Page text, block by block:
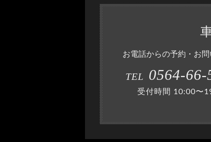
お電話からの予約・お
TEL 0564-66-
受付時間 10:00〜